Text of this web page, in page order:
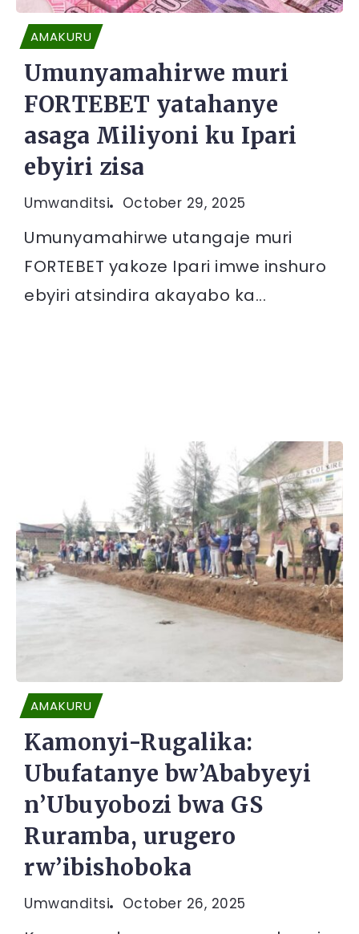
AMAKURU
Umunyamahirwe muri
FORTEBET yatahanye
asaga Miliyoni ku Ipari
ebyiri zisa
Umwanditsi October 29, 2025
Umunyamahirwe utangaje muri
FORTEBET yakoze Ipari imwe inshuro
ebyiri atsindira akayabo ka...
AMAKURU
Kamonyi-Rugalika:
Ubufatanye bw’Ababyeyi
n’Ubuyobozi bwa GS
Ruramba, urugero
rw’ibishoboka
Umwanditsi October 26, 2025